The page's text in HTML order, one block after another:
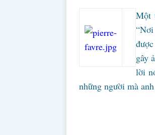
Một
gây
lời
những người mà